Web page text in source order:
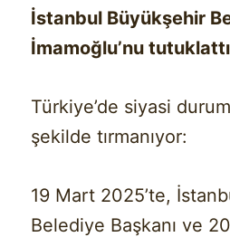
İstanbul Büyükşehir
İmamoğlu’nu tutuklattı
Türkiye’de siyasi
şekilde tırmanıyor:
19 Mart 2025’te,
Belediye Başkanı ve